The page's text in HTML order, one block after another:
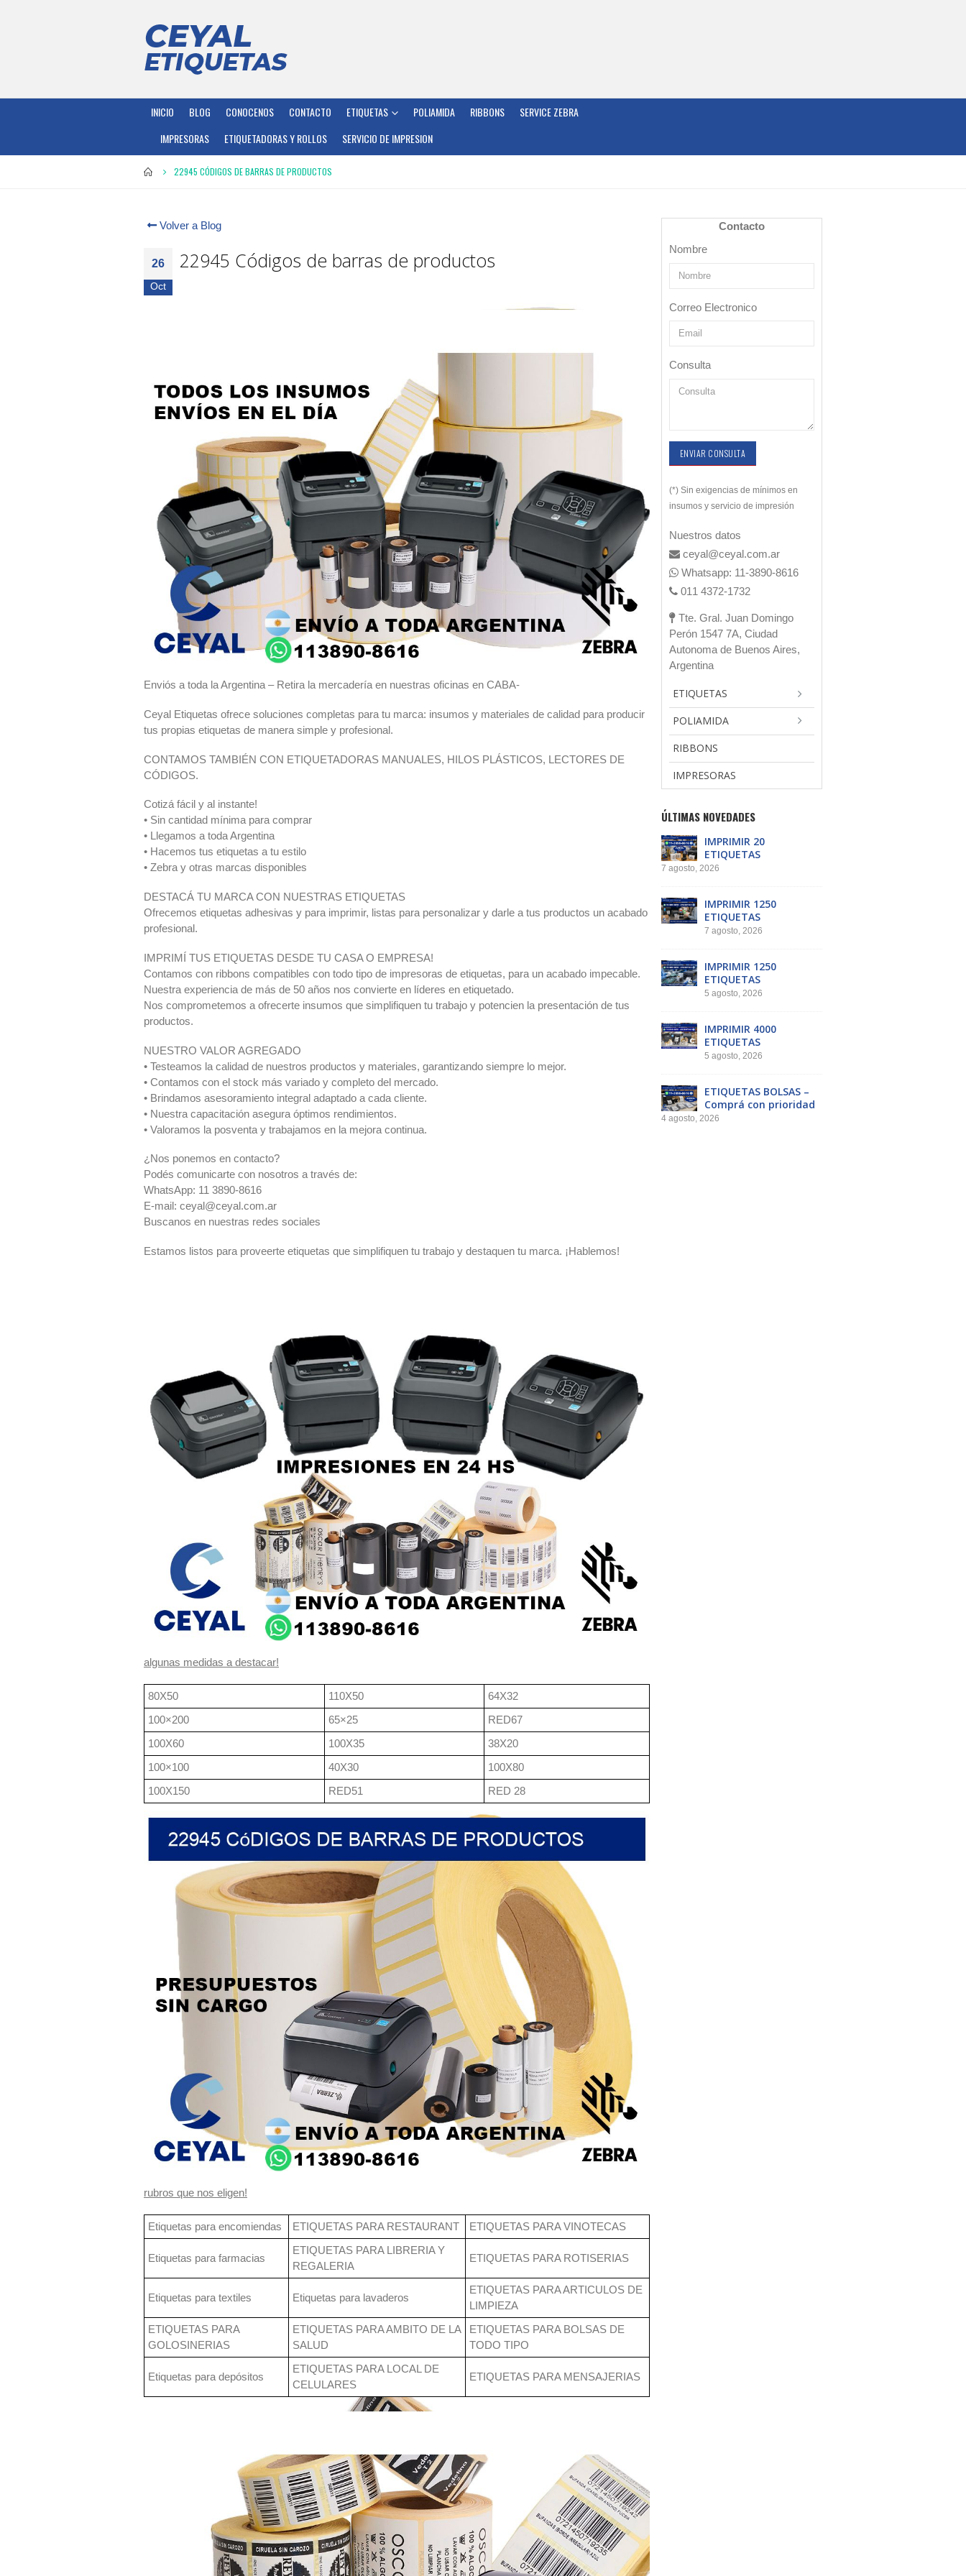
INICIO BLOG CONOCENOS CONTACTO ETIQUETAS POLIAMIDA RIBBONS
SERVICE ZEBRA
IMPRESORAS
ETIQUETADORAS Y ROLLOS SERVICIO DE IMPRESION
22945 CÓDIGOS DE BARRAS DE PRODUCTOS
Volver a Blog
26
Oct
22945 Códigos de barras de productos
Enviós a toda la Argentina – Retira la mercadería en nuestras oficinas en CABA-
Ceyal Etiquetas ofrece soluciones completas para tu marca: insumos y materiales de calidad para producir
tus propias etiquetas de manera simple y profesional.
CONTAMOS TAMBIÉN CON ETIQUETADORAS MANUALES, HILOS PLÁSTICOS, LECTORES DE
CÓDIGOS.
Cotizá fácil y al instante!
• Sin cantidad mínima para comprar
• Llegamos a toda Argentina
• Hacemos tus etiquetas a tu estilo
• Zebra y otras marcas disponibles
DESTACÁ TU MARCA CON NUESTRAS ETIQUETAS
Ofrecemos etiquetas adhesivas y para imprimir, listas para personalizar y darle a tus productos un acabado
profesional.
IMPRIMÍ TUS ETIQUETAS DESDE TU CASA O EMPRESA!
Contamos con ribbons compatibles con todo tipo de impresoras de etiquetas, para un acabado impecable.
Nuestra experiencia de más de 50 años nos convierte en líderes en etiquetado.
Nos comprometemos a ofrecerte insumos que simplifiquen tu trabajo y potencien la presentación de tus
productos.
NUESTRO VALOR AGREGADO
• Testeamos la calidad de nuestros productos y materiales, garantizando siempre lo mejor.
• Contamos con el stock más variado y completo del mercado.
• Brindamos asesoramiento integral adaptado a cada cliente.
• Nuestra capacitación asegura óptimos rendimientos.
• Valoramos la posventa y trabajamos en la mejora continua.
¿Nos ponemos en contacto?
Podés comunicarte con nosotros a través de:
WhatsApp: 11 3890-8616
E-mail: ceyal@ceyal.com.ar
Buscanos en nuestras redes sociales
Estamos listos para proveerte etiquetas que simplifiquen tu trabajo y destaquen tu marca. ¡Hablemos!
algunas medidas a destacar!
80X50 110X50
64X32
100×200
65×25
RED67
100X60
100X35
38X20
100×100
40X30
100X80
100X150
RED51 RED 28
rubros que nos eligen!
Etiquetas para encomiendas ETIQUETAS PARA RESTAURANT ETIQUETAS PARA VINOTECAS
Etiquetas para farmacias
ETIQUETAS PARA LIBRERIA Y
REGALERIA
ETIQUETAS PARA ROTISERIAS
Etiquetas para textiles Etiquetas para lavaderos
ETIQUETAS PARA ARTICULOS DE
LIMPIEZA
ETIQUETAS PARA
GOLOSINERIAS
ETIQUETAS PARA AMBITO DE LA
SALUD
ETIQUETAS PARA BOLSAS DE
TODO TIPO
Etiquetas para depósitos
ETIQUETAS PARA LOCAL DE
CELULARES
ETIQUETAS PARA MENSAJERIAS
Contacto
Nombre
Correo Electronico
Consulta
ENVIAR CONSULTA
(*) Sin exigencias de mínimos en
insumos y servicio de impresión
Nuestros datos
ceyal@ceyal.com.ar
Whatsapp: 11-3890-8616
011 4372-1732
Tte. Gral. Juan Domingo
Perón 1547 7A, Ciudad
Autonoma de Buenos Aires,
Argentina
ETIQUETAS
POLIAMIDA
RIBBONS
IMPRESORAS
ÚLTIMAS NOVEDADES
IMPRIMIR 20
ETIQUETAS
7 agosto, 2026
IMPRIMIR 1250
ETIQUETAS
7 agosto, 2026
IMPRIMIR 1250
ETIQUETAS
5 agosto, 2026
IMPRIMIR 4000
ETIQUETAS
5 agosto, 2026
ETIQUETAS BOLSAS –
Comprá con prioridad
4 agosto, 2026